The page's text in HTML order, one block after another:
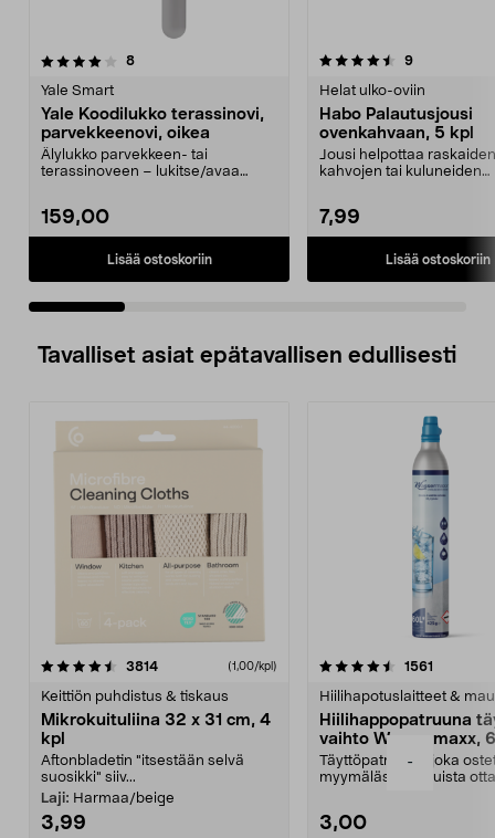
-
8arvostelut
Yale Smart
Yale Koodilukko terassinovi,
parvekkeenovi, oikea
Älylukko parvekkeen- tai
terassinoveen – lukitse/avaa
159,00
Lisää ostoskoriin
4.5 viidestä
9arvostelut
Helat ulko-oviin
Habo Palautusjousi
ovenkahvaan, 5 kpl
Jousi helpottaa raskaiden
kahvojen tai kuluneiden
7,99
Lisää ostoskoriin
4.5 viidestä
Tavalliset asiat epätavallisen edullisesti
3814arvostelut (1,00/kpl)
Keittiön puhdistus & tiskaus
Mikrokuituliina 32 x 31 cm, 4
kpl
Aftonbladetin "itsestään selvä
suosikki" siiv...
Laji: Harmaa/beige
3,99
4.5viidestä
1561
Hiilihapotuslaitteet &
Hiilihappopatruuna
vaihto Wassermaxx,
Täyttöpatruuna, joka
myymälästä – muista
3,00
4.5viidestä